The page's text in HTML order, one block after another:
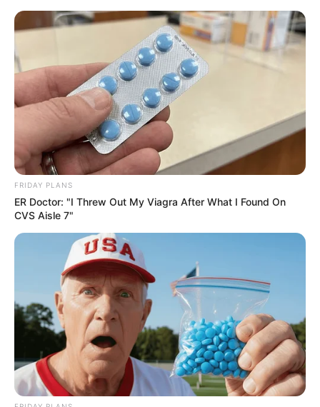
FRIDAY PLANS
ER Doctor: "I Threw Out My Viagra After What I Found On
CVS Aisle 7"